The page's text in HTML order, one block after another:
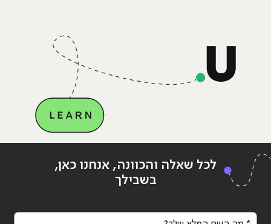
Continue reading
אורגני למתחילים"
לכל שאלה והכוונה, אנחנו כאן,
בשבילך
* מה השם המלא שלך?